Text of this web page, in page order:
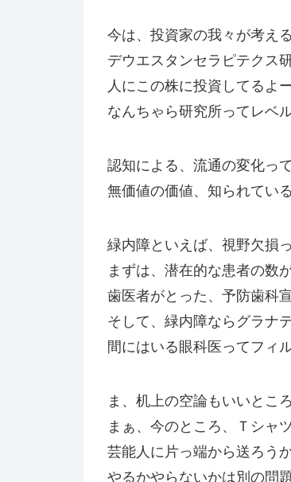
今は、投資家の我々が考え
デウエスタンセラピテクス研
人にこの株に投資してるよ
なんちゃら研究所ってレベル
認知による、流通の変化っ
無価値の価値、知られてい
緑内障といえば、視野欠損
まずは、潜在的な患者の数
歯医者がとった、予防歯科
そして、緑内障ならグラナ
間にはいる眼科医ってフィ
ま、机上の空論もいいとこ
まぁ、今のところ、Ｔシャ
芸能人に片っ端から送ろう
やるかやらないかは別の問